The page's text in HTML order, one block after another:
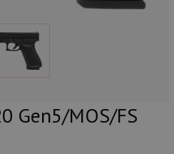
Gen5/MOS/FS